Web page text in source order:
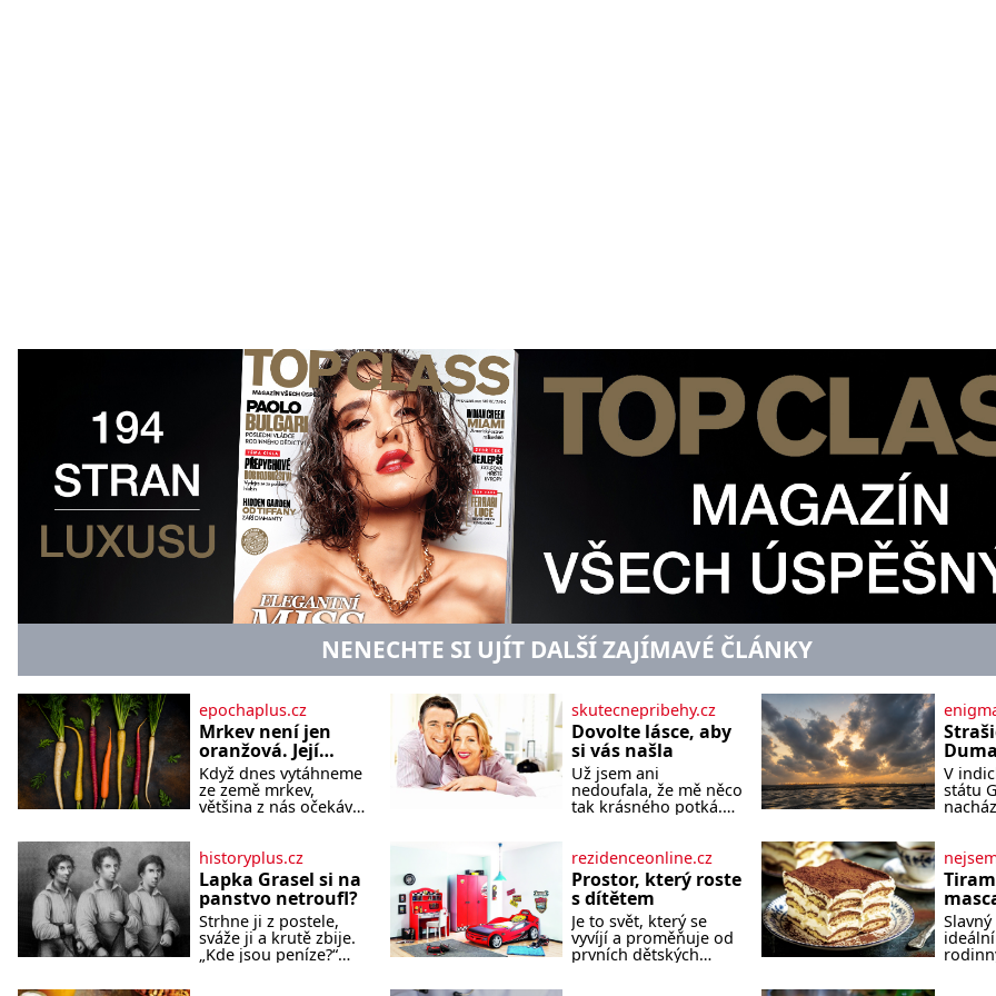
NENECHTE SI UJÍT DALŠÍ ZAJÍMAVÉ ČLÁNKY
epochaplus.cz
Mrkev není jen
oranžová. Její
neuvěřitelný
příběh začíná
fialovou barvou
Když dnes vytáhneme
ze země mrkev,
většina z nás očekává
historie je mrkev
všechno možné, jen
ne oranžová. Je
fialová, žlutá, bílá,
někdy dokonce téměř
černá. Až díky stovkám
let pečlivého šlechtění
skutecnepribehy.cz
Dovolte lásce, aby
si vás našla
Už jsem ani
nedoufala, že mě něco
tak krásného potká.
pohled. Poprvé jsem
se vdávala, když mi
bylo dvacet. Oba jsme
byli mladí a byl to tak
říkajíc sňatek z
rozumu. Rodiče nás
dali dohromady, Toník
písek
ze
zlo?
V
státu
tomu
písek
má
historyplus.cz
Lapka Grasel si na
panstvo netroufl?
Strhne ji z postele,
sváže ji a krutě zbije.
„Kde jsou peníze?“
rezidenceonline.cz
Prostor, který roste
s dítětem
Je to svět, který se
vyvíjí a proměňuje od
prvních dětských
Slavný
ideální